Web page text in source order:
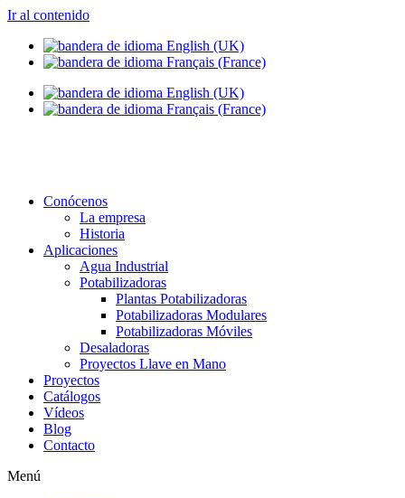
Ir al contenido
Conócenos
La empresa
Historia
Aplicaciones
Agua Industrial
Potabilizadoras
Plantas Potabilizadoras
Potabilizadoras Modulares
Potabilizadoras Móviles
Desaladoras
Proyectos Llave en Mano
Proyectos
Catálogos
Vídeos
Blog
Contacto
Menú